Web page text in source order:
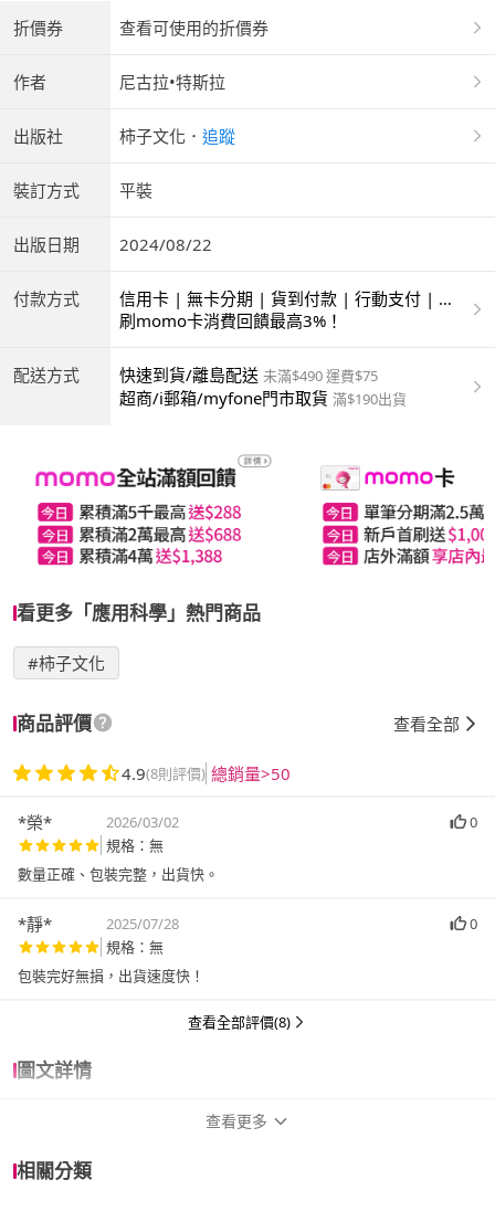
折價券 查看可使用的折價券
作者 尼古拉•特斯拉
出版社 柿子文化 ． 追蹤
裝訂方式 平裝
出版日期 2024/08/22
付款方式
信用卡 | 無卡分期 | 貨到付款 | 行動支付 | 超
商付款 | ATM | 銀聯卡
刷momo卡消費回饋最高3%！
配送方式 快速到貨/離島配送 未滿$490 運費$75
超商/i郵箱/myfone門市取貨 滿$190出貨
看更多「應用科學」熱門商品
#柿子文化
商品評價 查看全部
4.9(8則評價) 總銷量>50
*榮* 2026/03/02
0
規格：無
數量正確、包裝完整，出貨快。
*靜* 2025/07/28
0
規格：無
包裝完好無損，出貨速度快！
查看全部評價(8)
圖文詳情
查看更多
相關分類